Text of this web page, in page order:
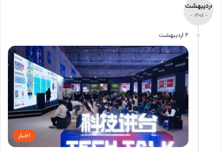
اردیبهشت
- 1405 -
2 اردیبهشت
اخبار